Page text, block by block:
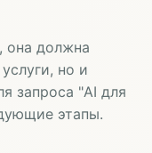
она должна
но и
запроса "AI для
этапы.